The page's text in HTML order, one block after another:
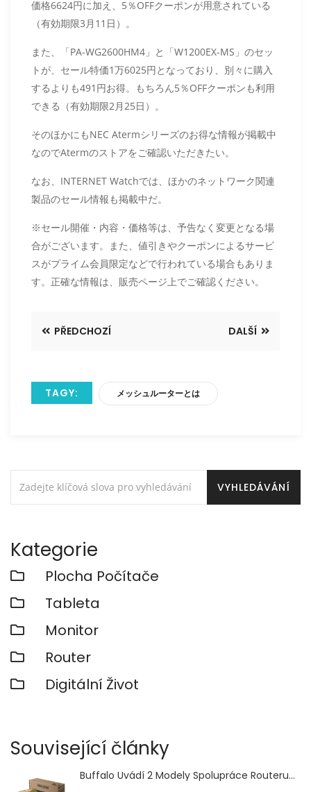
価格6624円に加え、5％OFFクーポンが用意されている
（有効期限3月11日）。
また、「PA-WG2600HM4」と「W1200EX-MS」のセッ
トが、セール特価1万6025円となっており、別々に購入
するよりも491円お得。もちろん5％OFFクーポンも利用
できる（有効期限2月25日）。
そのほかにもNEC Atermシリーズのお得な情報が掲載中
なのでAtermのストアをご確認いただきたい。
なお、INTERNET Watchでは、ほかのネットワーク関連
製品のセール情報も掲載中だ。
※セール開催・内容・価格等は、予告なく変更となる場
合がございます。また、値引きやクーポンによるサービ
スがプライム会員限定などで行われている場合もありま
す。正確な情報は、販売ページ上でご確認ください。
PŘEDCHOZÍ DALŠÍ
TAGY: メッシュルーターとは
Kategorie
Plocha Počítače
Tableta
Monitor
Router
Digitální Život
Související články
Buffalo Uvádí 2 Modely Spolupráce Routeru